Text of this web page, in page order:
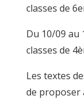
classes de
Du 10/09 au
classes de
Les textes
de proposer